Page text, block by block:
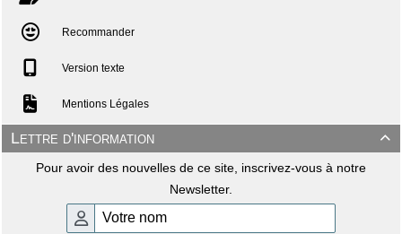
Recommander
Version texte
Mentions Légales

Lettre d'information
Pour avoir des nouvelles de ce site, inscrivez-vous à notre
Newsletter.